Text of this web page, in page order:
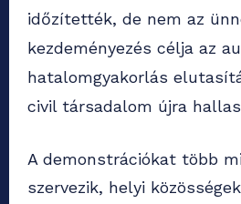
időzítették, de nem az
kezdeményezés célja az
hatalomgyakorlás
civil társadalom újra
A demonstrációkat több
szervezik, helyi